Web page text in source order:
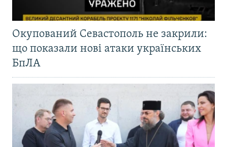
Окупований Севастополь не закрили:
що показали нові атаки українських
БпЛА